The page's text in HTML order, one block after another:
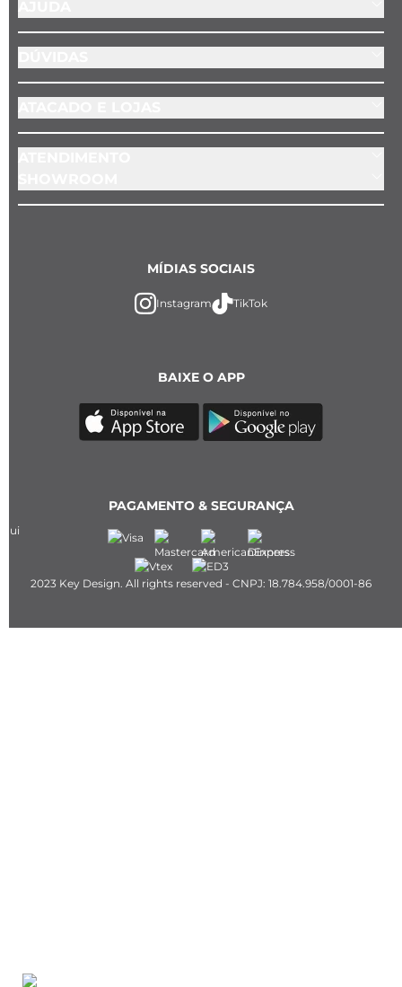
BAIXE O APP
MÍDIAS SOCIAIS
Instagram TikTok
PAGAMENTO & SEGURANÇA
2023 Key Design. All rights reserved - CNPJ: 18.784.958/0001-86